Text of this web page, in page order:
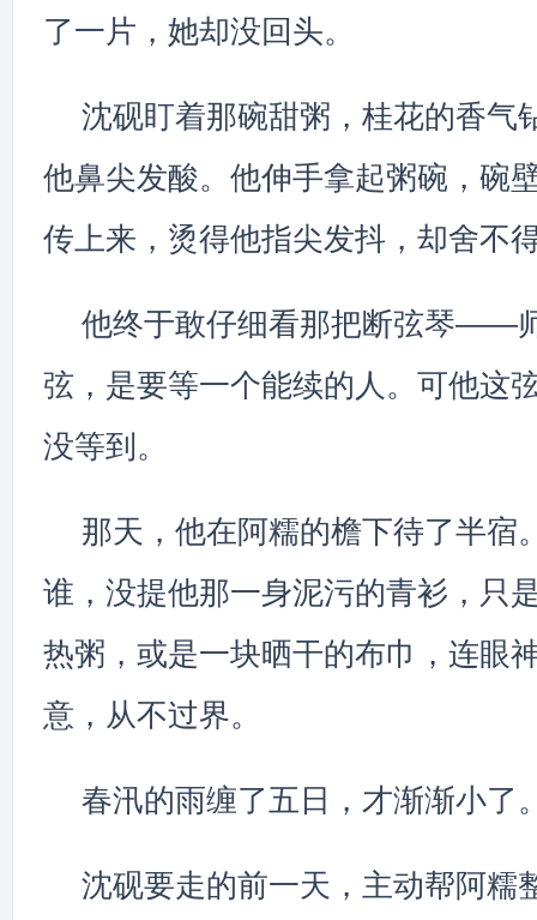
了一片，她却没回头。
沈砚盯着那碗甜粥，桂花的香气
他鼻尖发酸。他伸手拿起粥碗，碗
传上来，烫得他指尖发抖，却舍不
他终于敢仔细看那把断弦琴——
弦，是要等一个能续的人。可他这
没等到。
那天，他在阿糯的檐下待了半宿
谁，没提他那一身泥污的青衫，只
热粥，或是一块晒干的布巾，连眼
意，从不过界。
春汛的雨缠了五日，才渐渐小了
沈砚要走的前一天，主动帮阿糯